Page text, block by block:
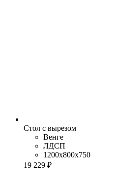
Стол с вырезом
Венге
ЛДСП
1200x800x750
19 229 ₽